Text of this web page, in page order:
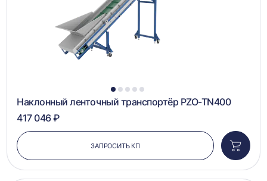
1 2 3 4 5
Наклонный ленточный транспортёр PZO-TN400
417 046 ₽
ЗАПРОСИТЬ КП
в